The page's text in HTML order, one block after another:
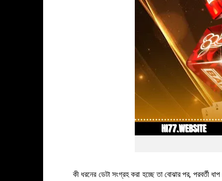
কী ধরনের ডেটা সংগ্রহ করা হচ্ছে তা বোঝার পর, পরবর্তী